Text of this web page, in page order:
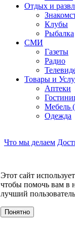
Отдых и
Клубы
Рыбалка
СМИ
Газеты
Радио
Товары и
Аптеки
Мебель
Одежда
Что мы делаем
О компании
УСЛУГИ
События
Клиенты
Этот сайт
чтобы помочь вам в
лучший
Понятно